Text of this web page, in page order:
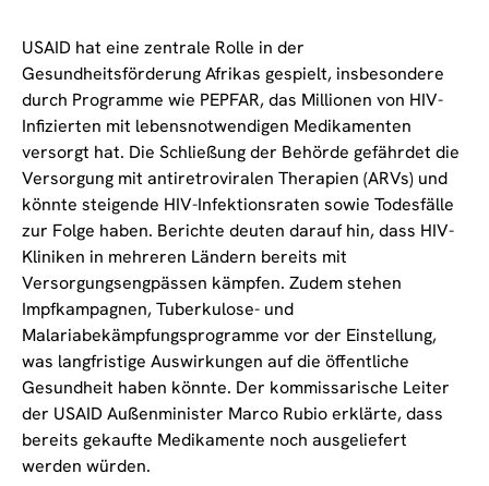
USAID hat eine zentrale Rolle in der
Gesundheitsförderung Afrikas gespielt, insbesondere
durch Programme wie PEPFAR, das Millionen von HIV-
Infizierten mit lebensnotwendigen Medikamenten
versorgt hat. Die Schließung der Behörde gefährdet die
Versorgung mit antiretroviralen Therapien (ARVs) und
könnte steigende HIV-Infektionsraten sowie Todesfälle
zur Folge haben. Berichte deuten darauf hin, dass HIV-
Kliniken in mehreren Ländern bereits mit
Versorgungsengpässen kämpfen. Zudem stehen
Impfkampagnen, Tuberkulose- und
Malariabekämpfungsprogramme vor der Einstellung,
was langfristige Auswirkungen auf die öffentliche
Gesundheit haben könnte. Der kommissarische Leiter
der USAID Außenminister Marco Rubio erklärte, dass
bereits gekaufte Medikamente noch ausgeliefert
werden würden.